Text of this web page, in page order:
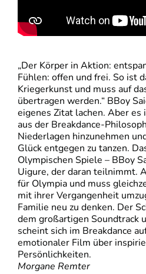
„Der Körper in Aktion:
Fühlen: offen und frei. So ist
Kriegerkunst und muss auf
übertragen werden.“ BBoy
eigenes Zitat lachen. Aber es
aus der Breakdance-
Niederlagen hinzunehmen
Glück entgegen zu tanzen.
Olympischen Spiele – BBoy
Uigure, der daran teilnimmt.
für Olympia und muss
mit ihrer Vergangenheit
Familie neu zu denken. Der
dem großartigen Soundtrack
scheint sich im Breakdance
emotionaler Film über
Persönlichkeiten.
Morgane Remter